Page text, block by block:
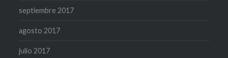
septiembre 2017
agosto 2017
julio 2017